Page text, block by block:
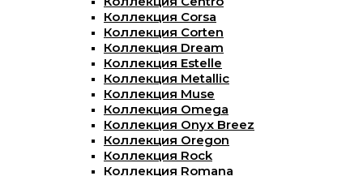
Коллекция Corsa
Коллекция Corten
Коллекция Dream
Коллекция Estelle
Коллекция Metallic
Коллекция Muse
Коллекция Omega
Коллекция Onyx Breez
Коллекция Oregon
Коллекция Rock
Коллекция Romana